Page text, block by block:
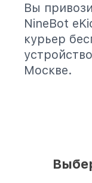
Вы
NineBot
курьер
Москве.